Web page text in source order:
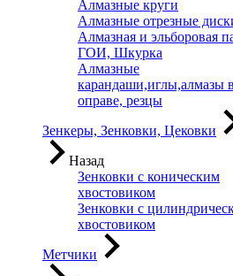
Алмазные круги
Алмазные отрезные
Алмазная и эльборовая
ГОИ, Шкурка
Алмазные
карандаши,иглы,алмазы в
оправе, резцы
Зенкеры, Зенковки, Цековки
Назад
Зенковки с коническим
хвостовиком
Зенковки с
хвостовиком
Метчики